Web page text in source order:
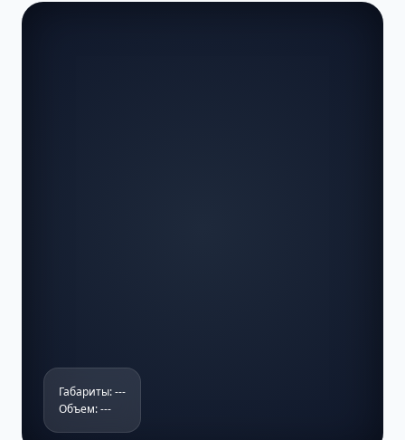
Габариты: ---
Объем: ---